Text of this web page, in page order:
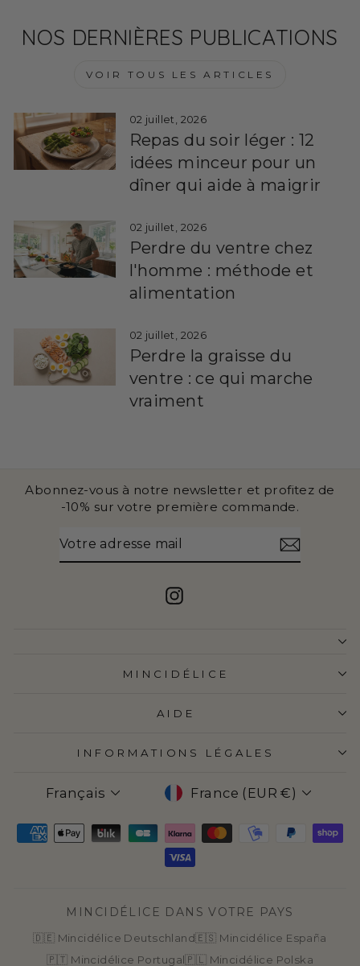
NOS DERNIÈRES PUBLICATIONS
VOIR TOUS LES ARTICLES
02 juillet, 2026
Repas du soir léger : 12
idées minceur pour un
dîner qui aide à maigrir
02 juillet, 2026
Perdre du ventre chez
l'homme : méthode et
alimentation
02 juillet, 2026
Perdre la graisse du
ventre : ce qui marche
vraiment
Abonnez-vous à notre newsletter et profitez de
-10% sur votre première commande.
ADRESSE
Instagram
MINCIDÉLICE
AIDE
INFORMATIONS LÉGALES
LANGUE
Français DEVISE
France (EUR €)
MINCIDÉLICE DANS VOTRE PAYS
🇩🇪 Mincidélice Deutschland🇪🇸 Mincidélice España
🇵🇹 Mincidélice Portugal🇵🇱 Mincidélice Polska